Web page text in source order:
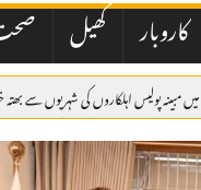
کاروبار کھیل
مبینہ پولیس اہلکاروں کی شہریوں سے
اسلام آباد: وفاقی حکومت کی جانب